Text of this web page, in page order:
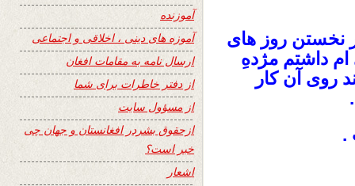
نخستن روز های
ام داشتم مژدهِ
روی آن کار
آموزنده
آموزه های دینی ، اخلاقی و اجتماعی
ارسال نامه به مقامات افغان
از دفتر خاطرات برای شما
از مسؤول سایت
ازحقوق بشردر افغانستان و جهان چی
خبر است؟
اشعار